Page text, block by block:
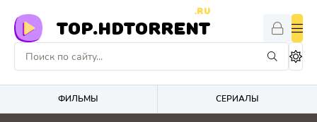
TOP.HDTORRENT
.RU
ФИЛЬМЫ СЕРИАЛЫ